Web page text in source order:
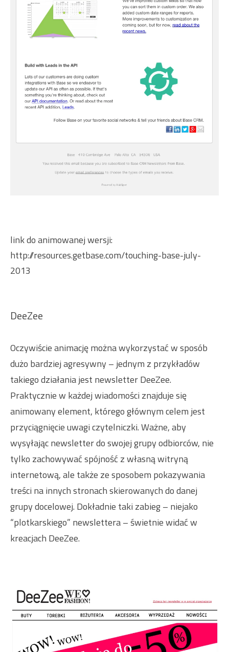
link do animowanej wersji:
http://resources.getbase.com/touching-base-july-
2013
DeeZee
Oczywiście animację można wykorzystać w sposób
dużo bardziej agresywny – jednym z przykładów
takiego działania jest newsletter DeeZee.
Praktycznie w każdej wiadomości znajduje się
animowany element, którego głównym celem jest
przyciągnięcie uwagi czytelniczki. Ważne, aby
wysyłając newsletter do swojej grupy odbiorców, nie
tylko zachowywać spójność z własną witryną
internetową, ale także ze sposobem pokazywania
treści na innych stronach skierowanych do danej
grupy docelowej. Dokładnie taki zabieg – niejako
“plotkarskiego” newslettera – świetnie widać w
kreacjach DeeZee.